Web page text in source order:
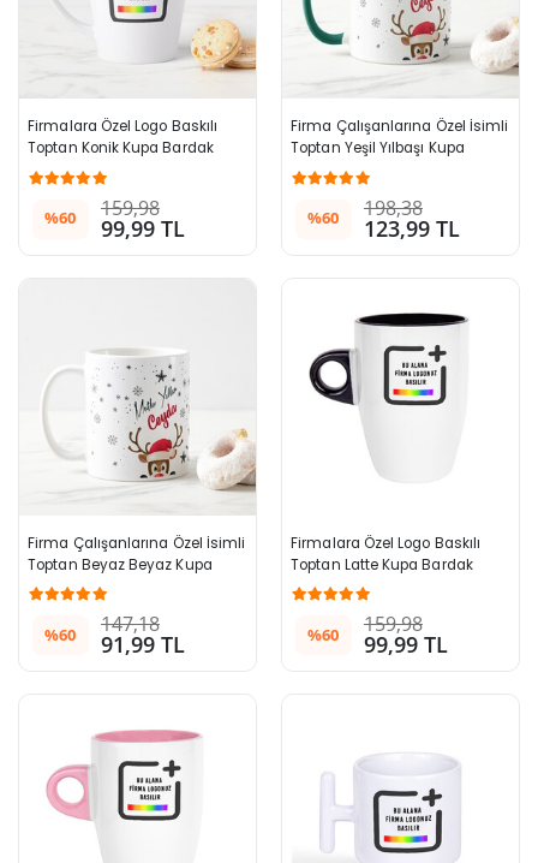
Firmalara Özel Logo Baskılı
Toptan Konik Kupa Bardak
%60 159,98
99,99 TL
Firma Çalışanlarına Özel İsimli
Toptan Yeşil Yılbaşı Kupa
Bardak
%60 198,38
123,99 TL
Firma Çalışanlarına Özel İsimli
Toptan Beyaz Beyaz Kupa
Bardak
%60 147,18
91,99 TL
Firmalara Özel Logo Baskılı
Toptan Latte Kupa Bardak
Siyah 996+ Adet
%60 159,98
99,99 TL